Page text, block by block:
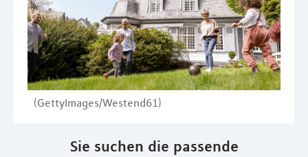
(GettyImages/Westend61)
Sie suchen die passende